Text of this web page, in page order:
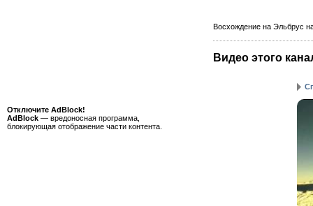
Отключите AdBlock!
AdBlock — вредоносная программа,
блокирующая отображение части контента.
Восхождение на Эльбрус
Видео этого